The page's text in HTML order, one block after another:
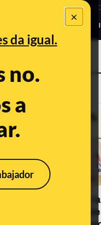
×
da igual.
no.
a
Especial Ceuta•Bulos
PREBUNKING
El fraude en
elecciones